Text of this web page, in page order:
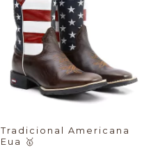
Tradicional Americana
Eua
🥇